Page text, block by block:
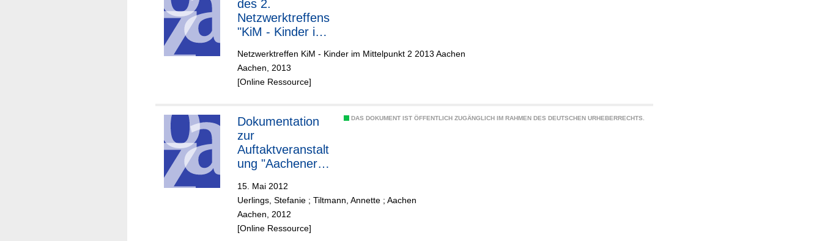
des 2.
Netzwerktreffens
"KiM - Kinder im
11.04.2013
Netzwerktreffen KiM - Kinder im Mittelpunkt 2 2013 Aachen
Aachen, 2013
[Online Ressource]
DAS DOKUMENT IST ÖFFENTLICH ZUGÄNGLICH IM RAHMEN DES DEUTSCHEN URHEBERRECHTS.
Dokumentation
zur
Auftaktveranstalt
ung "Aachener
Kinderarmut"
15. Mai 2012
Uerlings, Stefanie ; Tiltmann, Annette ; Aachen
Aachen, 2012
[Online Ressource]